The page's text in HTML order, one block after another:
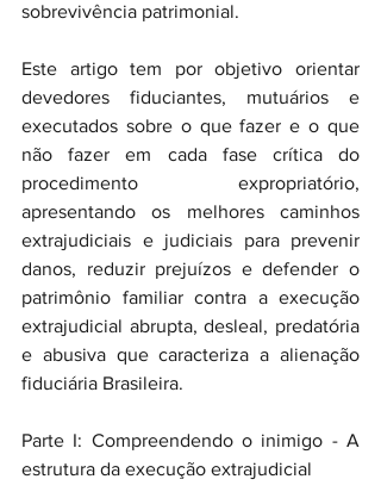
sobrevivência patrimonial.
Este artigo tem por objetivo orientar
devedores fiduciantes, mutuários e
executados sobre o que fazer e o que
não fazer em cada fase crítica do
procedimento expropriatório,
apresentando os melhores caminhos
extrajudiciais e judiciais para prevenir
danos, reduzir prejuízos e defender o
patrimônio familiar contra a execução
extrajudicial abrupta, desleal, predatória
e abusiva que caracteriza a alienação
fiduciária Brasileira.
Parte I: Compreendendo o inimigo - A
estrutura da execução extrajudicial